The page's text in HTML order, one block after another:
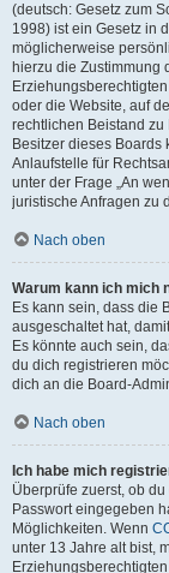
(deutsch: Gesetz zum
1998) ist ein Gesetz in
möglicherweise
hierzu die Zustimmung
oder die Website, auf
rechtlichen Beistand zu
Besitzer dieses
Anlaufstelle für
unter der Frage „An
juristische Anfragen zu
Nach oben
Warum kann ich mich
Es kann sein, dass die
ausgeschaltet hat,
Es könnte auch sein,
du dich registrieren
dich an die Board-
Nach oben
Ich habe mich
Überprüfe zuerst, ob
Passwort eingegeben
Möglichkeiten. Wenn
unter 13 Jahre alt bist,